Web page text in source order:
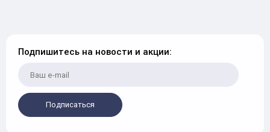
Подпишитесь на новости и акции:
Подписаться